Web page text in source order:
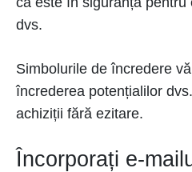
dvs.
Simbolurile de încredere
încrederea potențialilor
achiziții fără ezitare.
Încorporați e-